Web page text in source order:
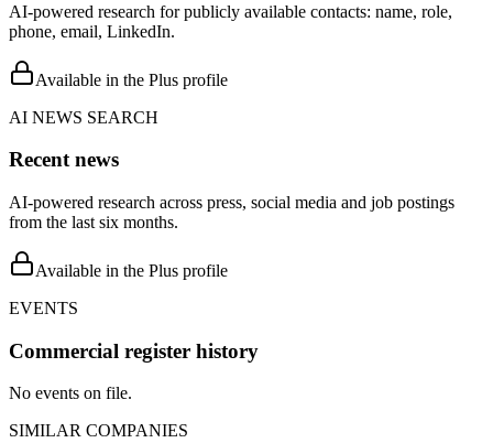
AI-powered research for publicly available contacts: name, role,
phone, email, LinkedIn.
Available in the Plus profile
AI NEWS SEARCH
Recent news
AI-powered research across press, social media and job postings
from the last six months.
Available in the Plus profile
EVENTS
Commercial register history
No events on file.
SIMILAR COMPANIES